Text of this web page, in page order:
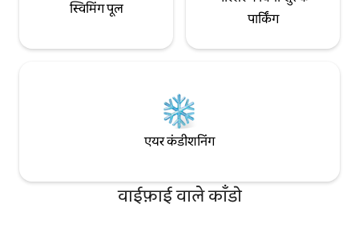
स्विमिंग पूल
पार्किंग
एयर कंडीशनिंग
वाईफ़ाई वाले काँडो